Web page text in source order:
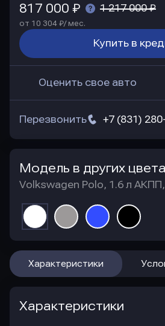
817 000 ₽ 1 217 000 ₽
от 10 304 ₽/ мес.
Купить в
Оценить свое авто
+7 (831)
Перезвонить
Модель в других
Volkswagen Polo, 1.6 л АКПП,
Характеристики
Характеристики